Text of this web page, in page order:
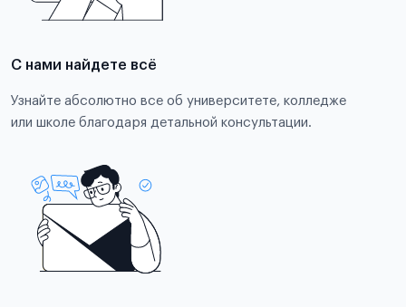
С нами найдете всё
Узнайте абсолютно все об университете, колледже
или школе благодаря детальной консультации.